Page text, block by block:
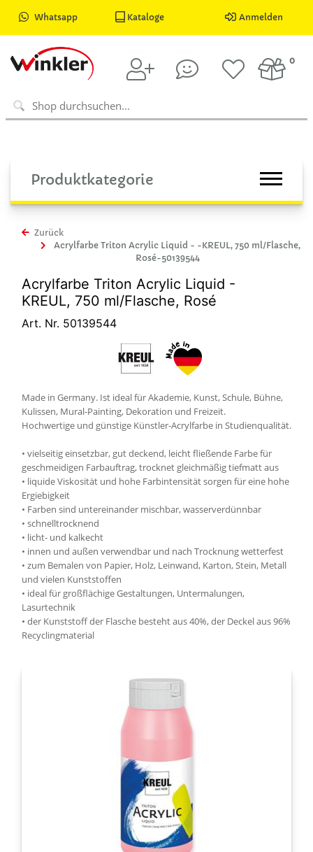
Whatsapp Kataloge Anmelden
0
Produktkategorie
Zurück
Acrylfarbe Triton Acrylic Liquid - -KREUL, 750 ml/Flasche,
Rosé-50139544
Acrylfarbe Triton Acrylic Liquid -
KREUL, 750 ml/Flasche, Rosé
Art. Nr. 50139544
Made in Germany. Ist ideal für Akademie, Kunst, Schule, Bühne,
Kulissen, Mural-Painting, Dekoration und Freizeit.
Hochwertige und günstige Künstler-Acrylfarbe in Studienqualität.
• vielseitig einsetzbar, gut deckend, leicht fließende Farbe für
geschmeidigen Farbauftrag, trocknet gleichmäßig tiefmatt aus
• liquide Viskosität und hohe Farbintensität sorgen für eine hohe
Ergiebigkeit
• Farben sind untereinander mischbar, wasserverdünnbar
• schnelltrocknend
• licht- und kalkecht
• innen und außen verwendbar und nach Trocknung wetterfest
• zum Bemalen von Papier, Holz, Leinwand, Karton, Stein, Metall
und vielen Kunststoffen
• ideal für großflächige Gestaltungen, Untermalungen,
Lasurtechnik
• der Kunststoff der Flasche besteht aus 40%, der Deckel aus 96%
Recyclingmaterial